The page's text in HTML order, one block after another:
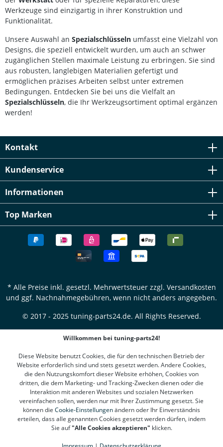
19 mm Pfeifenkopfschlüssel SW 22 mm
Werkzeuge sind einzigartig in ihrer Konstruktion und
Funktionalität.
Unsere Auswahl an Spezialschlüsseln umfasst eine Vielzahl von
Designs, die speziell entwickelt wurden, um auch an schwer
zugänglichen Stellen maximale Leistung zu erbringen. Sie sind
aus robusten, langlebigen Materialien gefertigt und
ermöglichen präzises Arbeiten selbst unter extremen
Bedingungen. Entdecken Sie bei uns die Vielfalt an
Spezialschlüsseln, die Ihr Werkzeugsortiment optimal ergänzen
werden!
Kontakt
Kundenservice
Informationen
Top Marken
* Alle Preise inkl. gesetzl. Mehrwertsteuer zzgl. Versandkosten
und ggf. Nachnahmegebühren, wenn nicht anders angegeben.
© 2017 - 2025 tuning-parts24.de. All Rights Reserved.
Willkommen bei tuning-parts24!
Diese Website benutzt Cookies, die für den technischen Betrieb der
Website erforderlich sind und stets gesetzt werden. Andere Cookies,
die den Nutzungskomfort dieser Website erhöhen, Cookies von
dritten, die dem Marketing- und Tracking-Zwecken dienen oder die
Interaktion mit anderen Websites und sozialen Netzwerken
vereinfachen sollen, werden nur mit Ihrer Zustimmung gesetzt. Sie
können die Cookie-Einstellungenändern oder Ihr Einverständnis
erteilen, dass alle genannten Cookies gesetzt werden dürfen, indem
Sie auf"Alle Cookies akzeptieren" klicken.